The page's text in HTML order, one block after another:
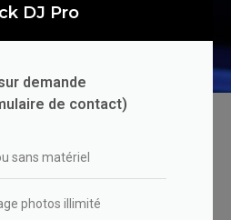
DJ Pro
demande
de contact)
sans matériel
photos illimité